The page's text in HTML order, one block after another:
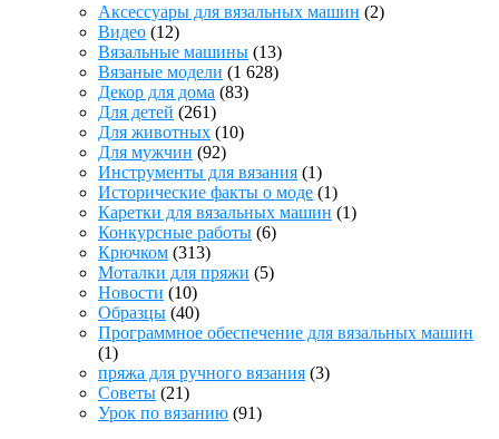
Аксессуары для вязальных машин (2)
Видео (12)
Вязальные машины (13)
Вязаные модели (1 628)
Декор для дома (83)
Для детей (261)
Для животных (10)
Для мужчин (92)
Инструменты для вязания (1)
Исторические факты о моде (1)
Каретки для вязальных машин (1)
Конкурсные работы (6)
Крючком (313)
Моталки для пряжи (5)
Новости (10)
Образцы (40)
Программное обеспечение для вязальных машин
(1)
пряжа для ручного вязания (3)
Советы (21)
Урок по вязанию (91)